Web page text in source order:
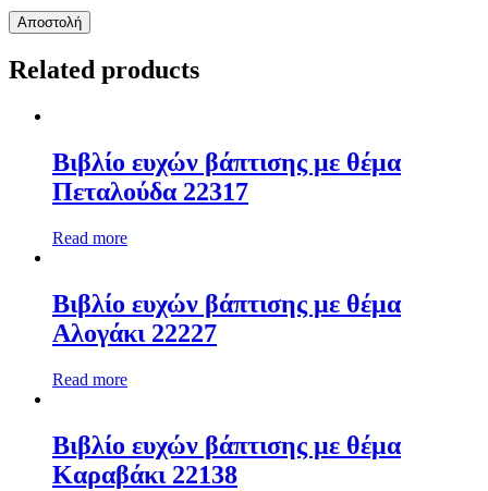
Related products
Βιβλίο ευχών βάπτισης με θέμα
Πεταλούδα 22317
Read more
Βιβλίο ευχών βάπτισης με θέμα
Αλογάκι 22227
Read more
Βιβλίο ευχών βάπτισης με θέμα
Καραβάκι 22138